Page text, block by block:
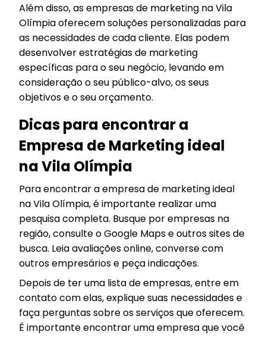
Além disso, as empresas de marketing na Vila
Olímpia oferecem soluções personalizadas para
as necessidades de cada cliente. Elas podem
desenvolver estratégias de marketing
específicas para o seu negócio, levando em
consideração o seu público-alvo, os seus
objetivos e o seu orçamento.
Dicas para encontrar a
Empresa de Marketing ideal
na Vila Olímpia
Para encontrar a empresa de marketing ideal
na Vila Olímpia, é importante realizar uma
pesquisa completa. Busque por empresas na
região, consulte o Google Maps e outros sites de
busca. Leia avaliações online, converse com
outros empresários e peça indicações.
Depois de ter uma lista de empresas, entre em
contato com elas, explique suas necessidades e
faça perguntas sobre os serviços que oferecem.
É importante encontrar uma empresa que você